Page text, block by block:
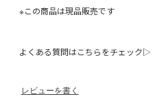
※この商品は現品販売です
よくある質問はこちらをチェック▷
レビューを書く